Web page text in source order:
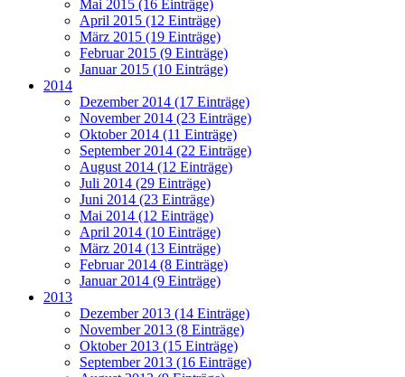
Mai 2015 (16 Einträge)
April 2015 (12 Einträge)
März 2015 (19 Einträge)
Februar 2015 (9 Einträge)
Januar 2015 (10 Einträge)
2014
Dezember 2014 (17 Einträge)
November 2014 (23 Einträge)
Oktober 2014 (11 Einträge)
September 2014 (22 Einträge)
August 2014 (12 Einträge)
Juli 2014 (29 Einträge)
Juni 2014 (23 Einträge)
Mai 2014 (12 Einträge)
April 2014 (10 Einträge)
März 2014 (13 Einträge)
Februar 2014 (8 Einträge)
Januar 2014 (9 Einträge)
2013
Dezember 2013 (14 Einträge)
November 2013 (8 Einträge)
Oktober 2013 (15 Einträge)
September 2013 (16 Einträge)